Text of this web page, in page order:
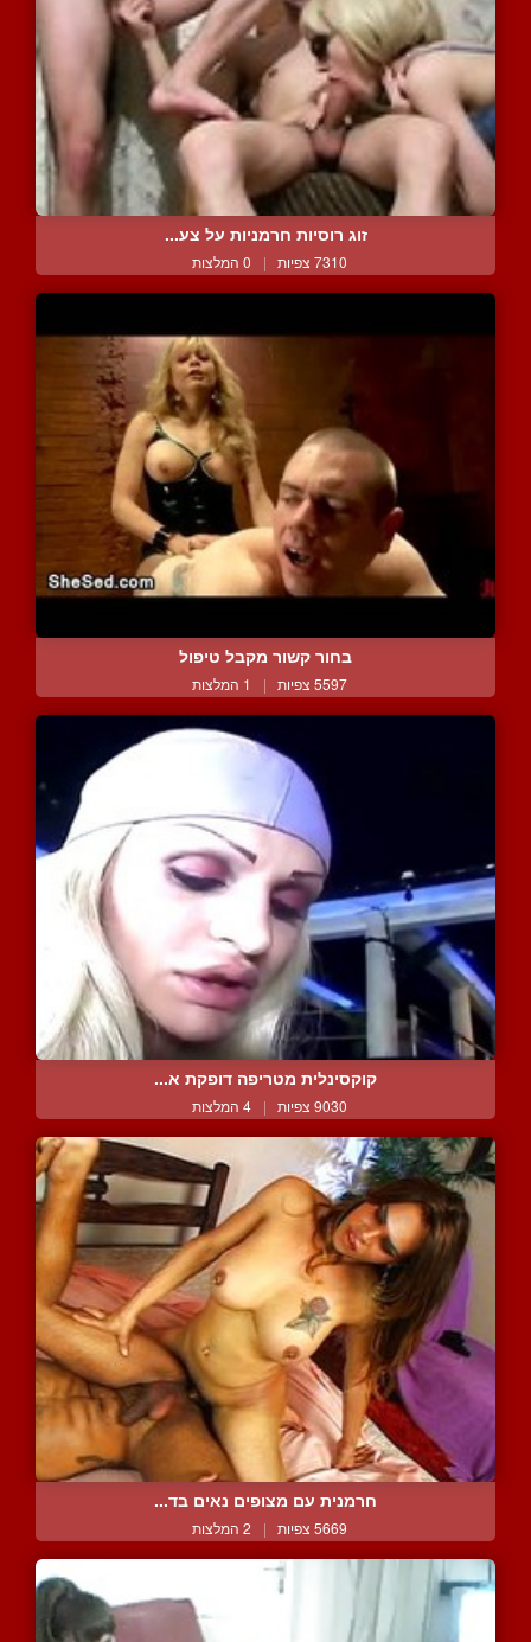
זוג רוסיות חרמניות על צע...
7310 צפיות | 0 המלצות
בחור קשור מקבל טיפול
5597 צפיות | 1 המלצות
קוקסינלית מטריפה דופקת א...
9030 צפיות | 4 המלצות
חרמנית עם מצופים נאים בד...
5669 צפיות | 2 המלצות